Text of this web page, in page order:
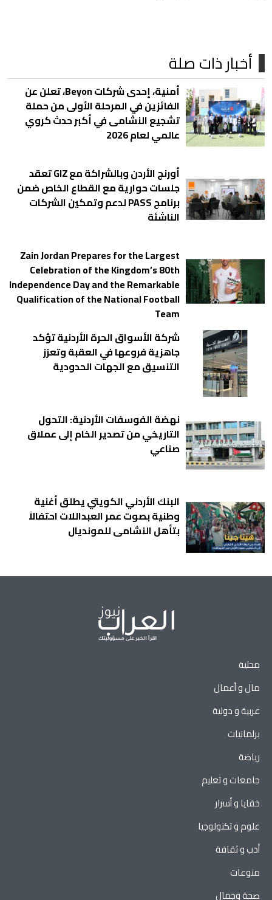
أخبار ذات صلة
أمنية، إحدى شركات Beyon، تعلن عن
الفائزين في المرحلة الأولى من حملة
تشجيع النشامى في أكبر حدث كروي
عالمي لعام 2026
أورنج الأردن وبالشراكة مع GIZ تعقد
جلسات حوارية مع القطاع الخاص ضمن
برنامج PASS لدعم وتمكين الشركات
الناشئة
Zain Jordan Prepares for the Largest
Celebration of the Kingdom’s 80th
Independence Day and the Remarkable
Qualification of the National Football
Team
شركة الأسواق الحرة الأردنية تؤكد
جاهزية فروعها في العقبة وتعزز
التنسيق مع الجهات الحدودية
نهضة الفوسفات الأردنية: التحول
التاريخي من تصدير الخام إلى عملاق
صناعي
البنك الأردني الكويتي يطلق أغنية
وطنية بصوت عمر العبداللات احتفالاً
بتأهل النشامى للمونديال
محلية
مال و أعمال
عربية و دولية
برلمانيات
رياضة
جامعات و تعليم
خفايا و أسرار
علوم و تكنولوجيا
أدب و ثقافة
منوعات
صحة وجمال